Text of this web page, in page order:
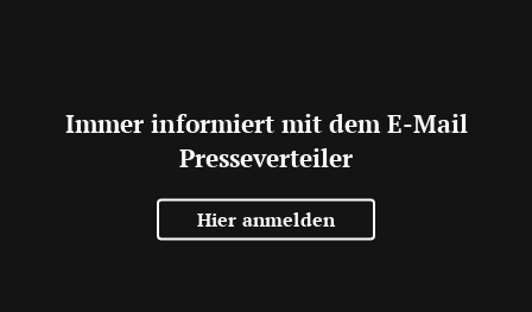
Immer informiert mit dem E-Mail
Presseverteiler
Hier anmelden